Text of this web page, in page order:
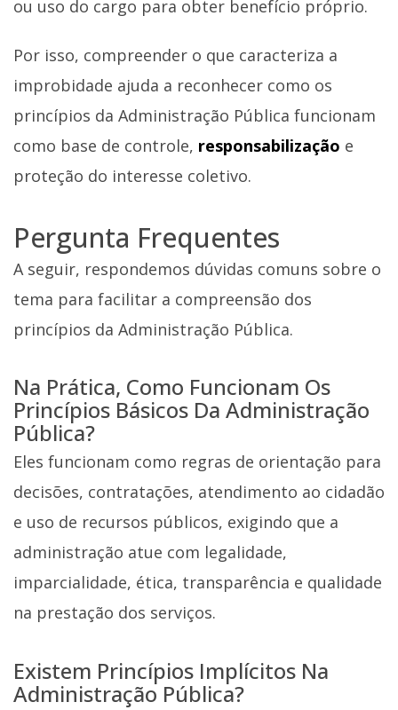
ou uso do cargo para obter benefício próprio.
Por isso, compreender o que caracteriza a
improbidade ajuda a reconhecer como os
princípios da Administração Pública funcionam
como base de controle, responsabilização e
proteção do interesse coletivo.
Pergunta Frequentes
A seguir, respondemos dúvidas comuns sobre o
tema para facilitar a compreensão dos
princípios da Administração Pública.
Na Prática, Como Funcionam Os
Princípios Básicos Da Administração
Pública?
Eles funcionam como regras de orientação para
decisões, contratações, atendimento ao cidadão
e uso de recursos públicos, exigindo que a
administração atue com legalidade,
imparcialidade, ética, transparência e qualidade
na prestação dos serviços.
Existem Princípios Implícitos Na
Administração Pública?